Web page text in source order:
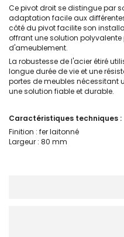
Ce pivot droit se distingue par
adaptation facile aux
côté du pivot facilite son
offrant une solution
d'ameublement.
La robustesse de l'acier étiré
longue durée de vie et une
portes de meubles nécessitant
une solution fiable et durable.
Caractéristiques techniques :
Finition : fer laitonné
Largeur : 80 mm